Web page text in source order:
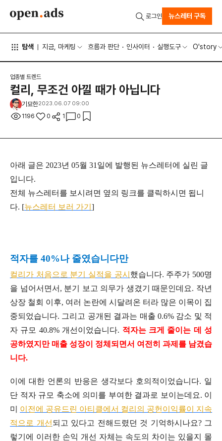
탐색 지금, 마케팅 흐름과 판단 인사이터 실행도구 O'story
로그인 뉴스레터 구독
업종별 트렌드
컬리, 무조건 아낄 때가 아닙니다
기묘한2023.06.07 09:00
1196 0 1 0
아래 글은 2023년 05월 31일에 발행된 뉴스레터에 실린 글
입니다.
전체 뉴스레터를 보시려면 옆의 링크를 클릭하시면 됩니
다. [뉴스레터 보러 가기 ]
적자를 40%나 줄였습니다만
컬리가 처음으로 분기 실적을 공시 했습니다. 주주가 500명
을 넘어서면서, 분기 보고 의무가 생겼기 때문인데요. 작년
상장 철회 이후, 여러 논란에 시달려온 터라 많은 이목이 집
중되었습니다. 그리고 공개된 결과는 매출 0.6% 감소 및 적
자 규모 40.8% 개선이었습니다. 적자는 크게 줄이는 데 성
공하였지만 매출 성장이 정체되면서 여전히 과제를 남겼습
니다.
이에 대한 언론의 반응은 생각보다 호의적이었습니다. 일
단 적자 규모 축소에 의미를 부여한 결과로 보이는데요. 이
미 이전에 공유드린 아티클에서 컬리의 공헌이익률이 지속
적으로 개선 되고 있다고 전해드렸던 것 기억하시나요? 그
렇기에 이러한 손익 개선 자체는 속도의 차이는 있을지 몰